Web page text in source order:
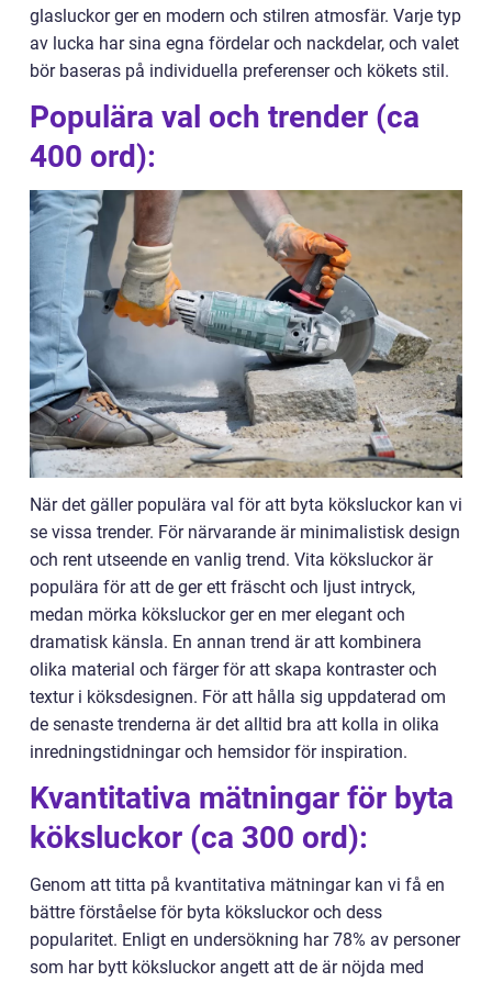
glasluckor ger en modern och stilren atmosfär. Varje typ
av lucka har sina egna fördelar och nackdelar, och valet
bör baseras på individuella preferenser och kökets stil.
Populära val och trender (ca
400 ord):
När det gäller populära val för att byta köksluckor kan vi
se vissa trender. För närvarande är minimalistisk design
och rent utseende en vanlig trend. Vita köksluckor är
populära för att de ger ett fräscht och ljust intryck,
medan mörka köksluckor ger en mer elegant och
dramatisk känsla. En annan trend är att kombinera
olika material och färger för att skapa kontraster och
textur i köksdesignen. För att hålla sig uppdaterad om
de senaste trenderna är det alltid bra att kolla in olika
inredningstidningar och hemsidor för inspiration.
Kvantitativa mätningar för byta
köksluckor (ca 300 ord):
Genom att titta på kvantitativa mätningar kan vi få en
bättre förståelse för byta köksluckor och dess
popularitet. Enligt en undersökning har 78% av personer
som har bytt köksluckor angett att de är nöjda med